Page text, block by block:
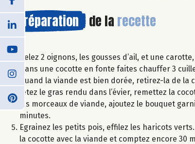
Préparation de la recette
Pelez 2 oignons, les gousses d’ail, et une
Dans une cocotte en fonte faites chauffer 3
Quand la viande est bien dorée, retirez-la de
Jetez le gras rendu dans l’évier, remettez la
les morceaux de viande, ajoutez le bouquet
minutes.
Egrainez les petits pois, effilez les haricots
la cocotte avec la viande et comptez encore 30